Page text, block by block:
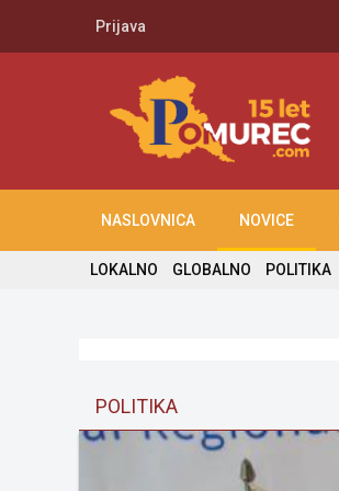
Prijava
NASLOVNICA NOVICE
LOKALNO GLOBALNO POLITIKA
POLITIKA